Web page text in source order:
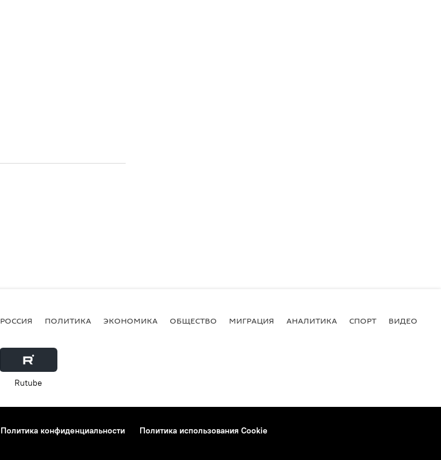
РОССИЯ ПОЛИТИКА ЭКОНОМИКА ОБЩЕСТВО МИГРАЦИЯ АНАЛИТИКА СПОРТ ВИДЕО
Rutube
Политика конфиденциальности
Политика использования Cookie